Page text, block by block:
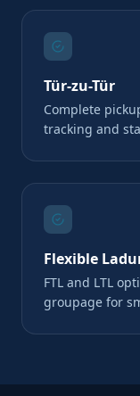
Tür-zu-Tür
Complete
tracking and
Flexible
FTL and LTL
groupage for